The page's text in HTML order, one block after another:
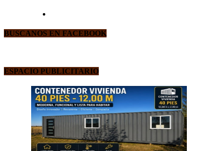
BUSCANOS EN FACEBOOK
ESPACIO PUBLICITARIO